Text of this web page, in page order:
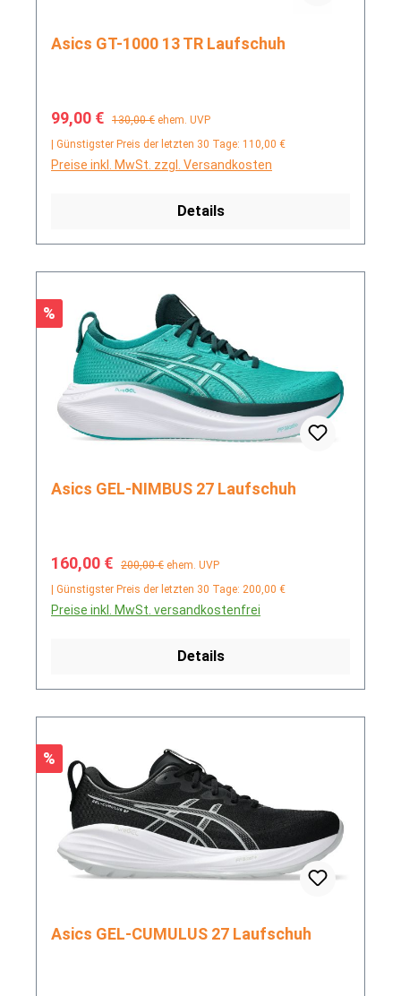
Asics GT-1000 13 TR Laufschuh
Verkaufspreis:
99,00 € Regulärer Preis:
130,00 € ehem. UVP
| Günstigster Preis der letzten 30 Tage: 110,00 €
Preise inkl. MwSt. zzgl. Versandkosten
Details
Rabatt
%
Asics GEL-NIMBUS 27 Laufschuh
Verkaufspreis:
160,00 € Regulärer Preis:
200,00 € ehem. UVP
| Günstigster Preis der letzten 30 Tage: 200,00 €
Preise inkl. MwSt. versandkostenfrei
Details
Rabatt
%
Asics GEL-CUMULUS 27 Laufschuh